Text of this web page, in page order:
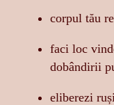
corpul tău
faci loc
dobândirii
eliberezi